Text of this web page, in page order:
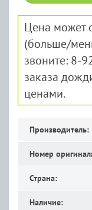
Цена может
(больше/
звоните: 8-
заказа
ценами.
Производитель:
Номер
Страна:
Наличие: